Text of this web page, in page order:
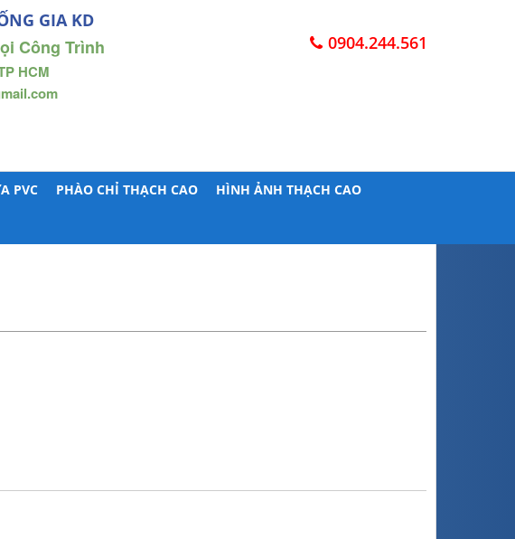
GIA KD
Công Trình
HCM
0904.244.561
PVC PHÀO CHỈ THẠCH CAO HÌNH ẢNH THẠCH CAO